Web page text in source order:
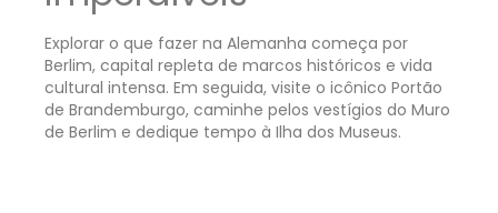
Explorar o que fazer na Alemanha começa por
Berlim, capital repleta de marcos históricos e vida
cultural intensa. Em seguida, visite o icônico Portão
de Brandemburgo, caminhe pelos vestígios do Muro
de Berlim e dedique tempo à Ilha dos Museus.